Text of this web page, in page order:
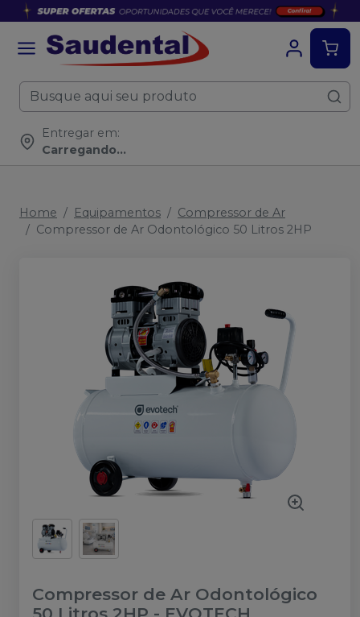
Entregar em:
Carregando...
Home Equipamentos
Compressor de Ar
Compressor de Ar Odontológico 50 Litros 2HP
Compressor de Ar Odontológico